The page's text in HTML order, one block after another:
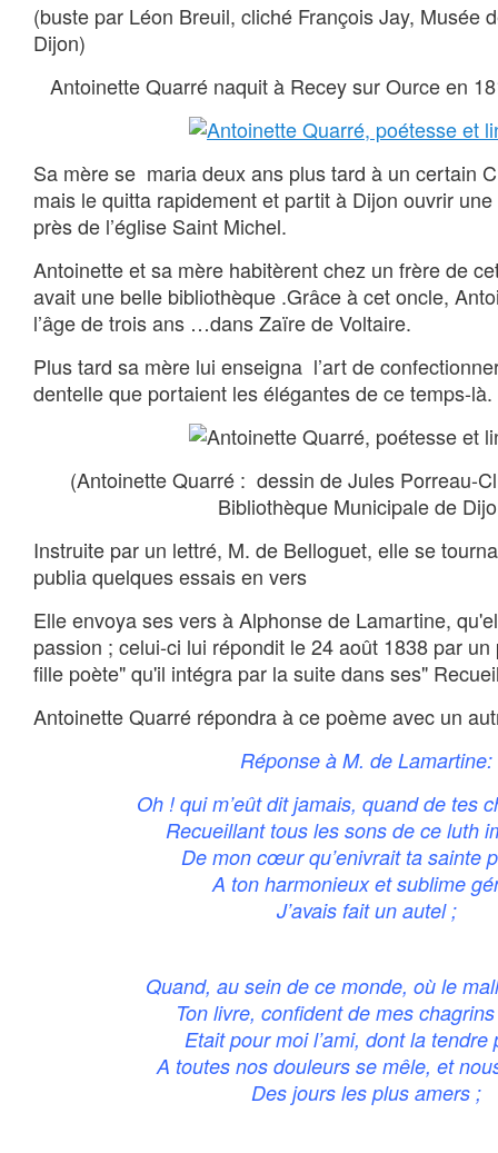
(buste par Léon Breuil, cliché François Jay, Musée
Dijon)
Antoinette Quarré naquit à Recey sur Ource en
Sa mère se maria deux ans plus tard à un certain
mais le quitta rapidement et partit à Dijon ouvrir
près de l’église Saint Michel.
Antoinette et sa mère habitèrent chez un frère de
avait une belle bibliothèque .Grâce à cet oncle,
l’âge de trois ans …dans Zaïre de Voltaire.
Plus tard sa mère lui enseigna l’art de
dentelle que portaient les élégantes de ce temps-là.
(Antoinette Quarré : dessin de Jules Porreau-
Bibliothèque Municipale de
Instruite par un lettré, M. de Belloguet, elle se
publia quelques essais en vers
Elle envoya ses vers à Alphonse de Lamartine,
passion ; celui-ci lui répondit le 24 août 1838 par
fille poète" qu'il intégra par la suite dans ses"
Antoinette Quarré répondra à ce poème avec un
Réponse à M. de Lamartine:
Oh ! qui m’eût dit jamais, quand de tes
Recueillant tous les sons de ce luth
De mon cœur qu’enivrait ta sainte
A ton harmonieux et sublime
J’avais fait un autel ;
Quand, au sein de ce monde, où le
Ton livre, confident de mes
Etait pour moi l’ami, dont la tendre
A toutes nos douleurs se mêle, et
Des jours les plus amers ;